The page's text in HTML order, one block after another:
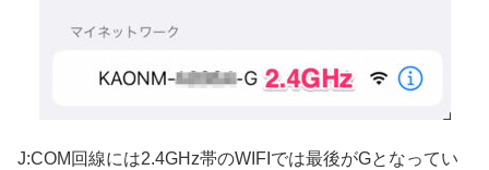
J:COM回線には2.4GHz帯のWIFIでは最後がGとなってい